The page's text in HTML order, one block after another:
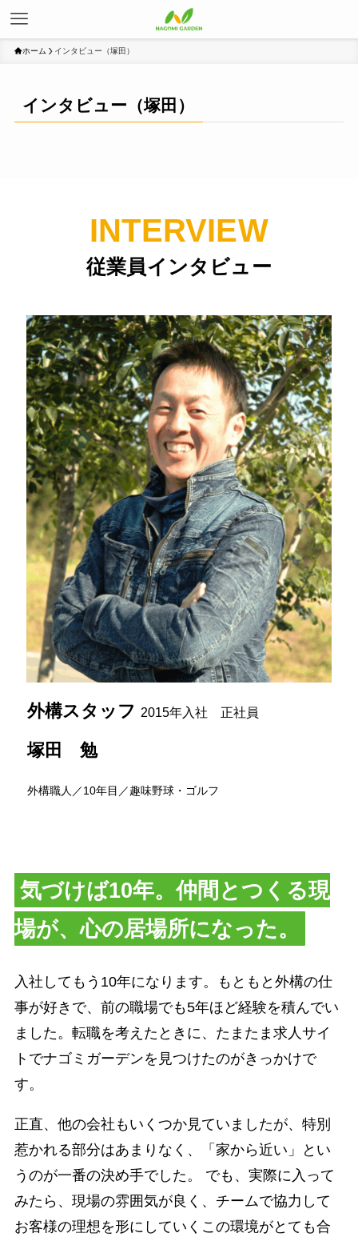
ホーム インタビュー（塚田）
インタビュー（塚田）
INTERVIEW
従業員インタビュー
外構スタッフ 2015年入社 正社員
塚田 勉
外構職人／10年目／趣味野球・ゴルフ
気づけば10年。仲間とつくる現
場が、心の居場所になった。
入社してもう10年になります。もともと外構の仕
事が好きで、前の職場でも5年ほど経験を積んでい
ました。転職を考えたときに、たまたま求人サイ
トでナゴミガーデンを見つけたのがきっかけで
す。
正直、他の会社もいくつか見ていましたが、特別
惹かれる部分はあまりなく、「家から近い」とい
うのが一番の決め手でした。 でも、実際に入って
みたら、現場の雰囲気が良く、チームで協力して
お客様の理想を形にしていくこの環境がとても合